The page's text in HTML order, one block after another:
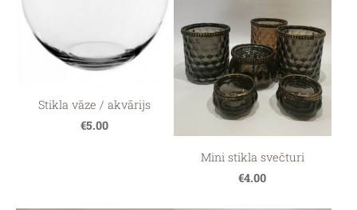
Stikla vāze / akvārijs
€5.00
Mini stikla svečturi
€4.00